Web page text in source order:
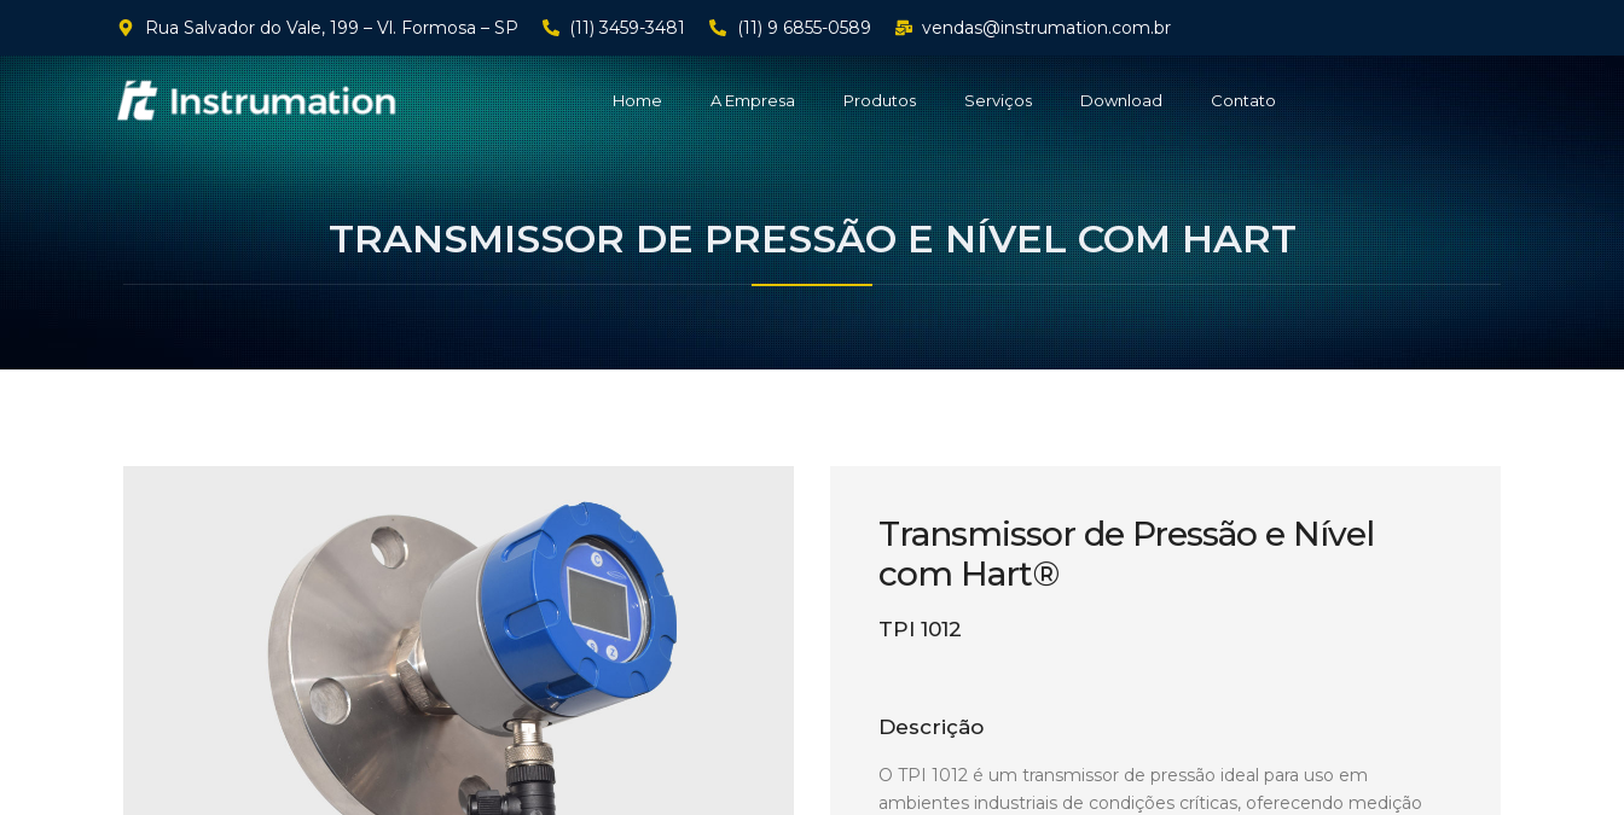
Rua Salvador do Vale, 199 – Vl. Formosa – SP (11) 3459-3481 (11) 9 6855-0589 vendas@instrumation.com.br
Home A Empresa Produtos Serviços Download Contato
TRANSMISSOR DE PRESSÃO E NÍVEL COM HART
Transmissor de Pressão e Nível
com Hart®
TPI 1012
Descrição
O TPI 1012 é um transmissor de pressão ideal para uso em
ambientes industriais de condições críticas, oferecendo medição